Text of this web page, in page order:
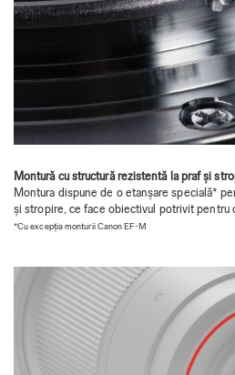
Montură cu structură rezistentă la praf și
Montura dispune de o etanșare specială*
și stropire, ce face obiectivul potrivit pentru
*Cu excepția monturii Canon EF-M